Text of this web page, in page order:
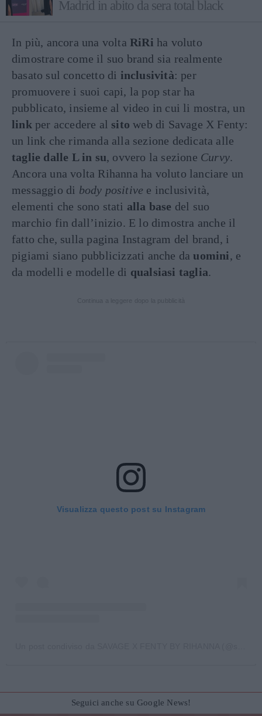
Madrid in abito da sera total black
In più, ancora una volta RiRi ha voluto
dimostrare come il suo brand sia realmente
basato sul concetto di inclusività: per
promuovere i suoi capi, la pop star ha
pubblicato, insieme al video in cui li mostra, un
link per accedere al sito web di Savage X Fenty:
un link che rimanda alla sezione dedicata alle
taglie dalle L in su, ovvero la sezione Curvy.
Ancora una volta Rihanna ha voluto lanciare un
messaggio di body positive e inclusività,
elementi che sono stati alla base del suo
marchio fin dall’inizio. E lo dimostra anche il
fatto che, sulla pagina Instagram del brand, i
pigiami siano pubblicizzati anche dauomini, e
da modelli e modelle di qualsiasi taglia.
Visualizza questo post su Instagram
Seguici anche su Google News!